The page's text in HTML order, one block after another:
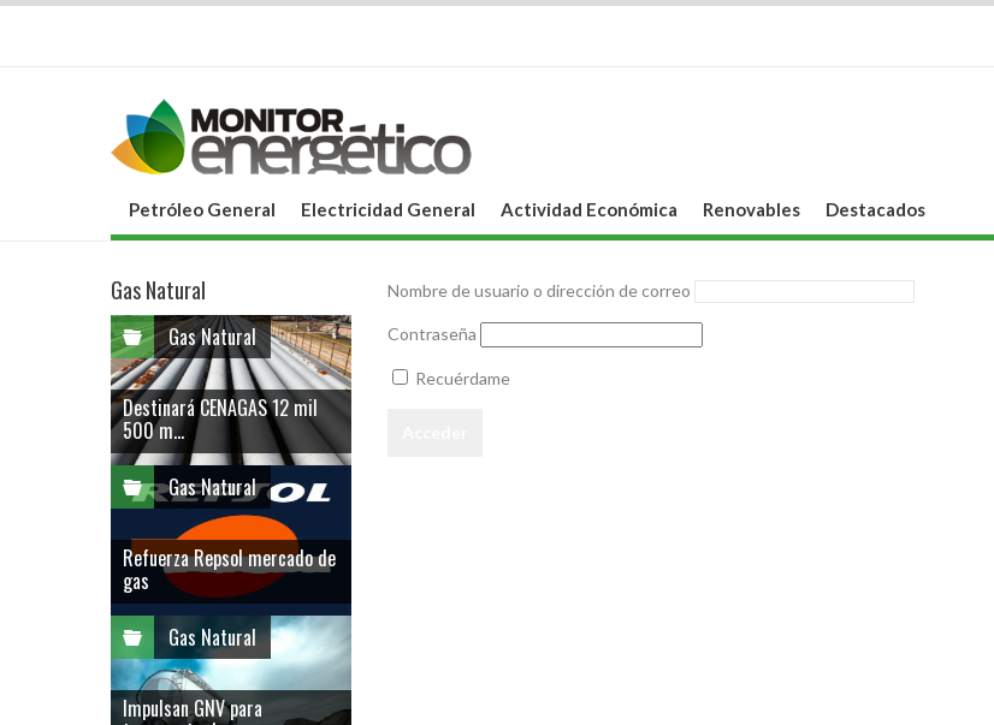
Petróleo General Electricidad General Actividad Económica Renovables Destacados
Nombre de usuario o dirección de correo
Contraseña
Recuérdame
Gas Natural
Gas Natural
Destinará CENAGAS 12 mil
500 m...
Gas Natural
Refuerza Repsol mercado de
gas
Gas Natural
Impulsan GNV para